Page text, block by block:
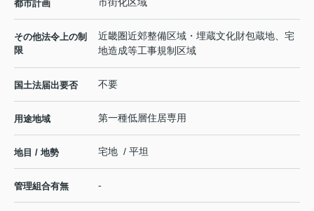
都市計画
その他法令上の制
限
近畿圏近郊整備区域・埋蔵文化財包蔵地、宅
地造成等工事規制区域
国土法届出要否 不要
用途地域 第一種低層住居専用
地目 / 地勢 宅地 / 平坦
管理組合有無 -